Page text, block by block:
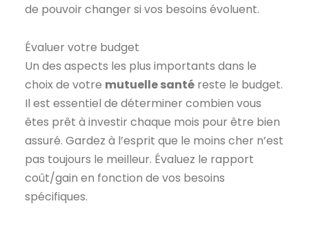
de pouvoir changer si vos besoins évoluent.
Évaluer votre budget
Un des aspects les plus importants dans le
choix de votre mutuelle santé reste le budget.
Il est essentiel de déterminer combien vous
êtes prêt à investir chaque mois pour être bien
assuré. Gardez à l’esprit que le moins cher n’est
pas toujours le meilleur. Évaluez le rapport
coût/gain en fonction de vos besoins
spécifiques.